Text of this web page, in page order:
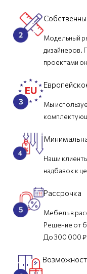
Модельный
дизайнеров.
проектами
Мы
Наши
надбавок к
Рассрочка
Мебель в
Решение от
До 300 000 ₽